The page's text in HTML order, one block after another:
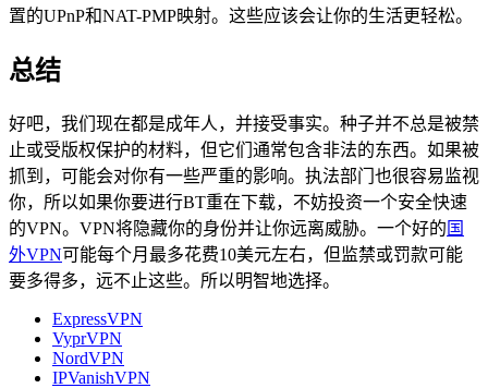
置的UPnP和NAT-PMP映射。这些应该会让你的生活更轻松。
总结
好吧，我们现在都是成年人，并接受事实。种子并不总是被禁
止或受版权保护的材料，但它们通常包含非法的东西。如果被
抓到，可能会对你有一些严重的影响。执法部门也很容易监视
你，所以如果你要进行BT重在下载，不妨投资一个安全快速
的VPN。VPN将隐藏你的身份并让你远离威胁。一个好的 国
外VPN可能每个月最多花费10美元左右，但监禁或罚款可能
要多得多，远不止这些。所以明智地选择。
ExpressVPN
VyprVPN
NordVPN
IPVanishVPN